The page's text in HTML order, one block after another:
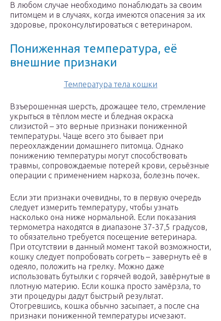
В любом случае необходимо понаблюдать за своим
питомцем и в случаях, когда имеются опасения за их
здоровье, проконсультироваться с ветеринаром.
Пониженная температура, её
внешние признаки
Температура тела кошки
Взъерошенная шерсть, дрожащее тело, стремление
укрыться в тёплом месте и бледная окраска
слизистой – это верные признаки пониженной
температуры. Чаще всего это бывает при
переохлаждении домашнего питомца. Однако
понижению температуры могут способствовать
травмы, сопровождаемые потерей крови, серьёзные
операции с применением наркоза, болезнь почек.
Если эти признаки очевидны, то в первую очередь
следует измерить температуру, чтобы узнать
насколько она ниже нормальной. Если показания
термометра находятся в диапазоне 37-37,5 градусов,
то обязательно требуется посещение ветеринара.
При отсутствии в данный момент такой возможности,
кошку следует попробовать согреть – завернуть её в
одеяло, положить на грелку. Можно даже
использовать бутылки с горячей водой, завёрнутые в
плотную материю. Если кошка просто замёрзла, то
эти процедуры дадут быстрый результат.
Отогревшись, кошка обычно засыпает, а после сна
признаки пониженной температуры исчезают.